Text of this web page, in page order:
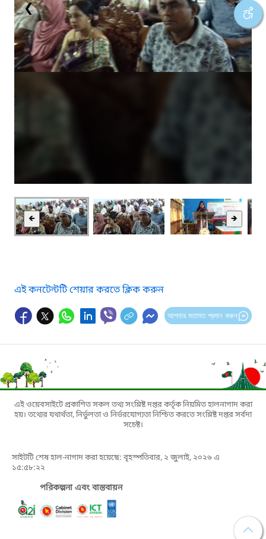
❮ ❯
🡸 🡺
এই কনটেন্টটি শেয়ার করতে ক্লিক করুন
আপনার মতামত প্রদান করুন
এই ওয়েবসাইটে প্রকাশিত সকল তথ্য সংশ্লিষ্ট দপ্তর কর্তৃক নিয়মিত হালনাগাদ করা
হয়। তথ্যের যথার্থতা, নির্ভুলতা ও নির্ভরযোগ্যতা নিশ্চিত করতে সংশ্লিষ্ট দপ্তর সর্বদা
সচেষ্ট।
সাইটটি শেষ হাল-নাগাদ করা হয়েছে: বৃহস্পতিবার, ২ জুলাই, ২০২৬ এ
১৫:৫৮:২২
পরিকল্পনা এবং বাস্তবায়ন